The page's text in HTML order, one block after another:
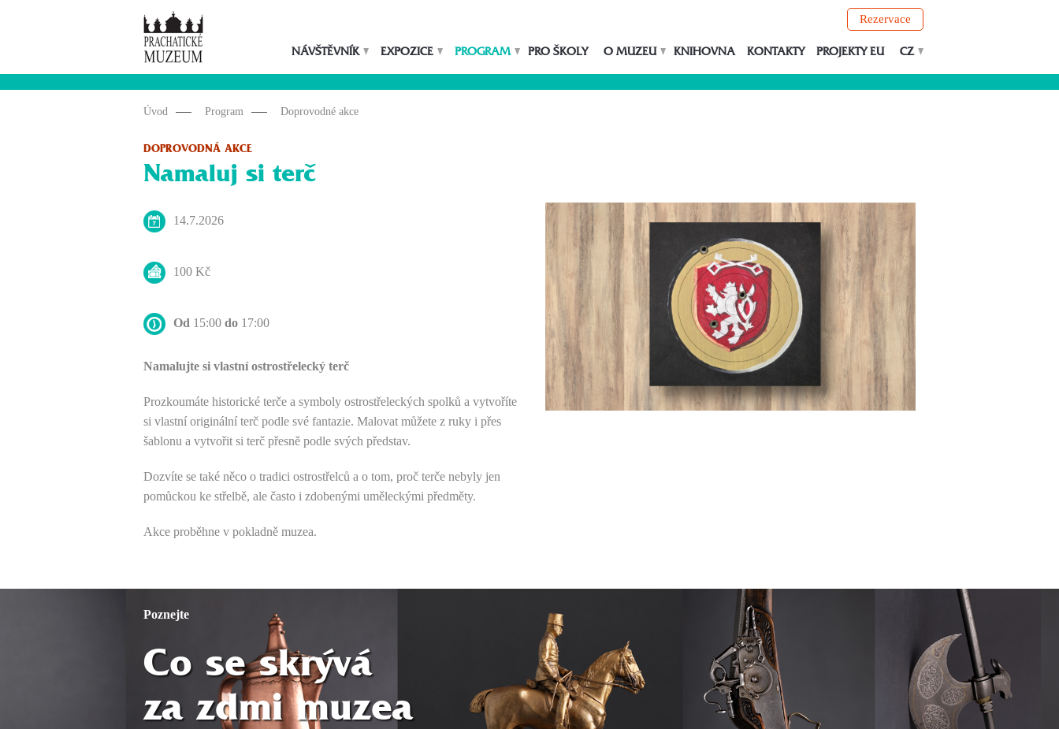
NÁVŠTĚVNÍK EXPOZICE PROGRAM PRO ŠKOLY O MUZEU KNIHOVNA KONTAKTY PROJEKTY EU CZ
Rezervace
Úvod Program Doprovodné akce
DOPROVODNÁ AKCE
Namaluj si terč
14.7.2026
100 Kč
Od 15:00 do 17:00
Namalujte si vlastní ostrostřelecký terč
Prozkoumáte historické terče a symboly ostrostřeleckých spolků a vytvoříte
si vlastní originální terč podle své fantazie. Malovat můžete z ruky i přes
šablonu a vytvořit si terč přesně podle svých představ.
Dozvíte se také něco o tradici ostrostřelců a o tom, proč terče nebyly jen
pomůckou ke střelbě, ale často i zdobenými uměleckými předměty.
Akce proběhne v pokladně muzea.
Poznejte
Co se skrývá
za zdmi muzea